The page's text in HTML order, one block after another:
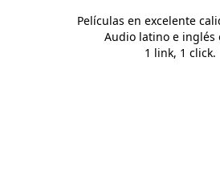
Películas en excelente
Audio latino e inglés
1 link, 1 click.